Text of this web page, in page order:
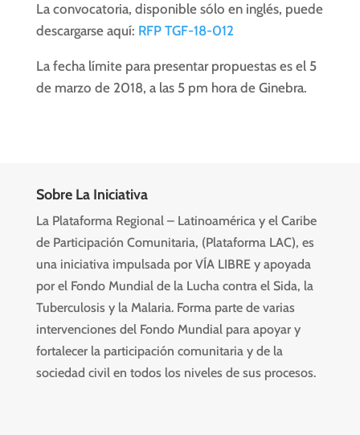
La convocatoria, disponible sólo en inglés, puede
descargarse aquí: RFP TGF-18-012
La fecha límite para presentar propuestas es el 5
de marzo de 2018, a las 5 pm hora de Ginebra.
Sobre La Iniciativa
La Plataforma Regional – Latinoamérica y el Caribe
de Participación Comunitaria, (Plataforma LAC), es
una iniciativa impulsada por VÍA LIBRE y apoyada
por el Fondo Mundial de la Lucha contra el Sida, la
Tuberculosis y la Malaria. Forma parte de varias
intervenciones del Fondo Mundial para apoyar y
fortalecer la participación comunitaria y de la
sociedad civil en todos los niveles de sus procesos.